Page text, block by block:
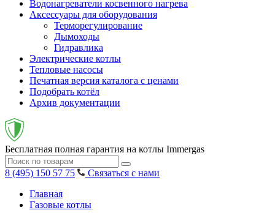
Водонагреватели косвенного нагрева
Аксессуары для оборудования
Терморегулирование
Дымоходы
Гидравлика
Электрические котлы
Тепловые насосы
Печатная версия каталога с ценами
Подобрать котёл
Архив документации
Бесплатная полная гарантия на котлы Immergas
8 (495) 150 57 75
Связаться с нами
Главная
Газовые котлы